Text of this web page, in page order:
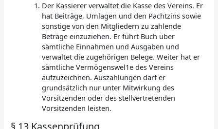
Der Kassierer verwaltet die Kasse des Vereins. Er
hat Beiträge, Umlagen und den Pachtzins sowie
sonstige von den Mitgliedern zu zahlende
Beträge einzuziehen. Er führt Buch über
sämtliche Einnahmen und Ausgaben und
verwaltet die zugehörigen Belege. Weiter hat er
sämtliche Vermögenswel1e des Vereins
aufzuzeichnen. Auszahlungen darf er
grundsätzlich nur unter Mitwirkung des
Vorsitzenden oder des stellvertretenden
Vorsitzenden leisten.
§ 13 Kassenprüfung